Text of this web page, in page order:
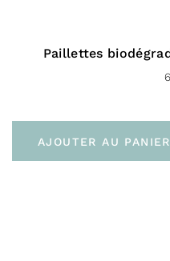
En point relais
À domicile
Paillettes
AJOUTER AU PANIER